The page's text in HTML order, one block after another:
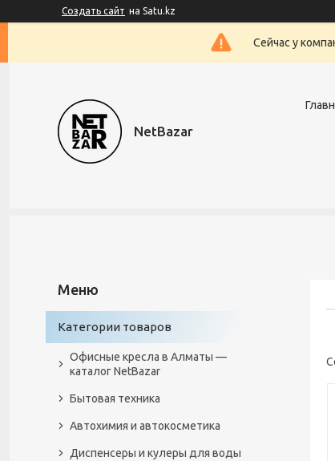
Создать сайт на Satu.kz
Сейчас у
NetBazar
Категории товаров
Офисные кресла в Алматы —
каталог NetBazar
Бытовая техника
Автохимия и автокосметика
Диспенсеры и кулеры для воды